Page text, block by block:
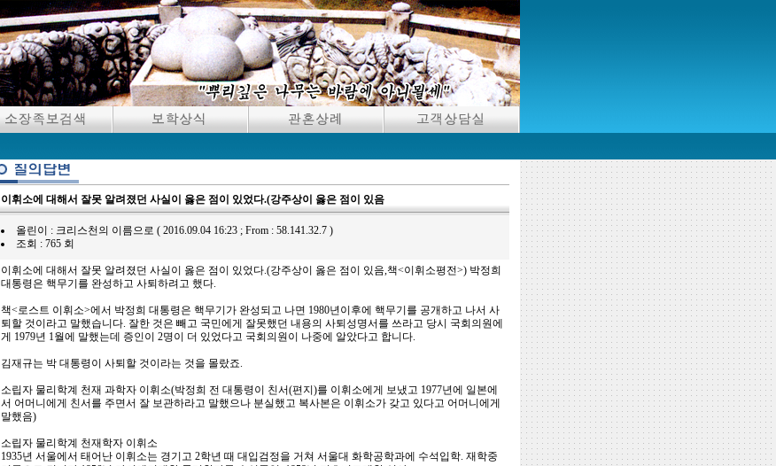
이휘소에 대해서 잘못 알려졌던 사실이 옳은 점이 있었다.(강주상이 옳은 점이 있음
올린이 : 크리스천의 이름으로 ( 2016.09.04 16:23 ; From : 58.141.32.7 )
조회 : 765 회
이휘소에 대해서 잘못 알려졌던 사실이 옳은 점이 있었다.(강주상이 옳은 점이 있음,책<이휘소평전>) 박정희
대통령은 핵무기를 완성하고 사퇴하려고 했다.
책<로스트 이휘소>에서 박정희 대통령은 핵무기가 완성되고 나면 1980년이후에 핵무기를 공개하고 나서 사
퇴할 것이라고 말했습니다. 잘한 것은 빼고 국민에게 잘못했던 내용의 사퇴성명서를 쓰라고 당시 국회의원에
게 1979년 1월에 말했는데 증인이 2명이 더 있었다고 국회의원이 나중에 알았다고 합니다.
김재규는 박 대통령이 사퇴할 것이라는 것을 몰랐죠.
소립자 물리학계 천재 과학자 이휘소(박정희 전 대통령이 친서(편지)를 이휘소에게 보냈고 1977년에 일본에
서 어머니에게 친서를 주면서 잘 보관하라고 말했으나 분실했고 복사본은 이휘소가 갖고 있다고 어머니에게
말했음)
소립자 물리학계 천재학자 이휘소
1935년 서울에서 태어난 이휘소는 경기고 2학년 때 대입검정을 거쳐 서울대 화학공학과에 수석입학. 재학중